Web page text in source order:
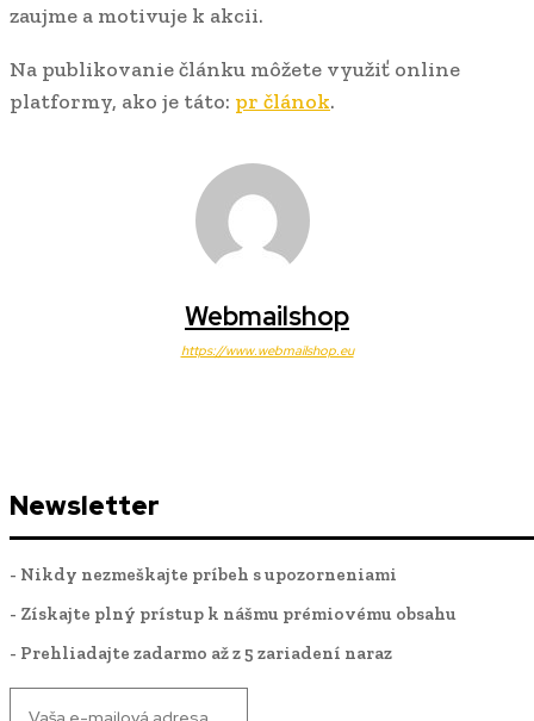
zaujme a motivuje k akcii.
Na publikovanie článku môžete využiť online
platformy, ako je táto: pr článok.
Webmailshop
https://www.webmailshop.eu
Newsletter
- Nikdy nezmeškajte príbeh s upozorneniami
- Získajte plný prístup k nášmu prémiovému obsahu
- Prehliadajte zadarmo až z 5 zariadení naraz